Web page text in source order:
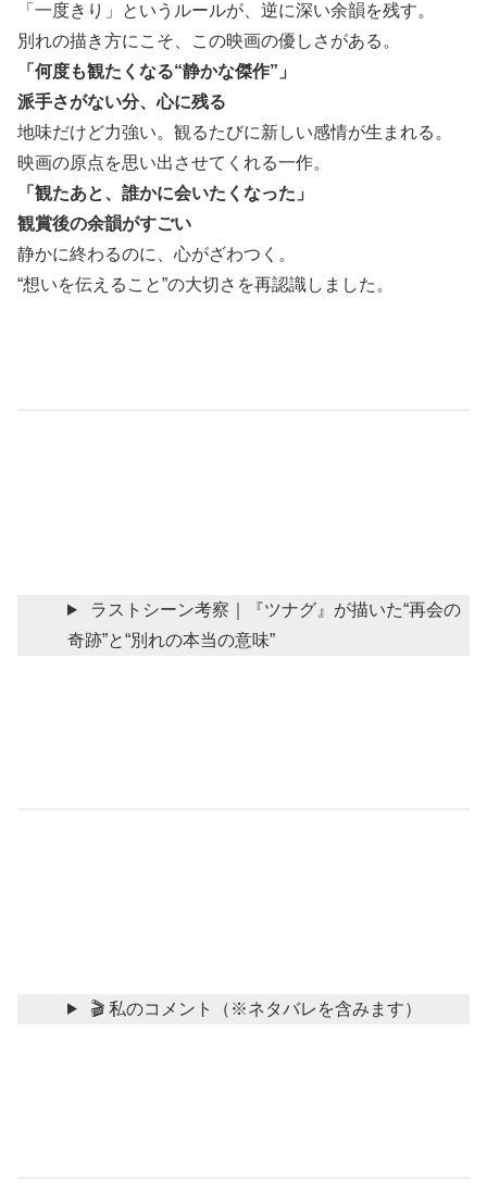
「一度きり」というルールが、逆に深い余韻を残す。
別れの描き方にこそ、この映画の優しさがある。
「何度も観たくなる“静かな傑作”」
派手さがない分、心に残る
地味だけど力強い。観るたびに新しい感情が生まれる。
映画の原点を思い出させてくれる一作。
「観たあと、誰かに会いたくなった」
観賞後の余韻がすごい
静かに終わるのに、心がざわつく。
“想いを伝えること”の大切さを再認識しました。
ラストシーン考察｜『ツナグ』が描いた“再会の
奇跡”と“別れの本当の意味”
🎬 私のコメント（※ネタバレを含みます）